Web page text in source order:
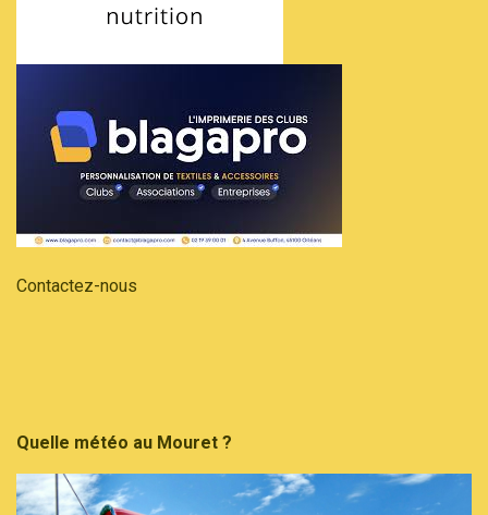
Contactez-nous
Quelle météo au Mouret ?